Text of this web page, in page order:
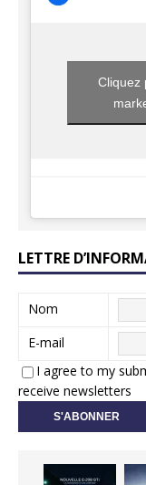
Cliquez
LETTRE
Nom
E-mail
I agree to my
receive newsletters